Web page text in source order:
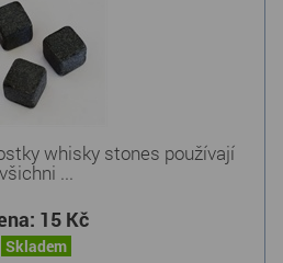
whisky stones používají
všichni ...
15 Kč
Skladem